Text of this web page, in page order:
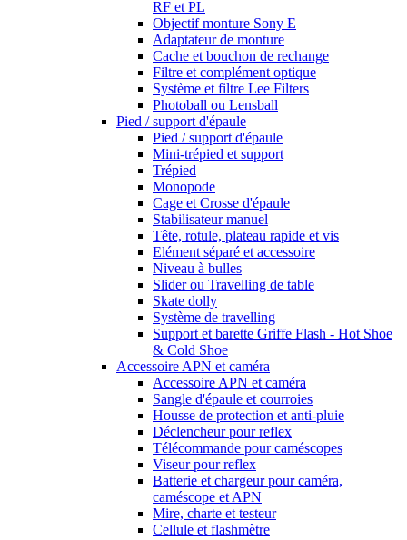
RF et PL
Objectif monture Sony E
Adaptateur de monture
Cache et bouchon de rechange
Filtre et complément optique
Système et filtre Lee Filters
Photoball ou Lensball
Pied / support d'épaule
Pied / support d'épaule
Mini-trépied et support
Trépied
Monopode
Cage et Crosse d'épaule
Stabilisateur manuel
Tête, rotule, plateau rapide et vis
Elément séparé et accessoire
Niveau à bulles
Slider ou Travelling de table
Skate dolly
Système de travelling
Support et barette Griffe Flash - Hot Shoe
& Cold Shoe
Accessoire APN et caméra
Accessoire APN et caméra
Sangle d'épaule et courroies
Housse de protection et anti-pluie
Déclencheur pour reflex
Télécommande pour caméscopes
Viseur pour reflex
Batterie et chargeur pour caméra,
caméscope et APN
Mire, charte et testeur
Cellule et flashmètre